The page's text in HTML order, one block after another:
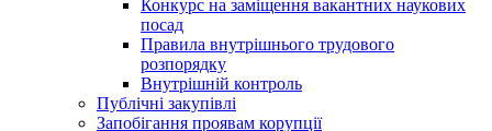
Конкурс на заміщення вакантних наукових
посад
Правила внутрішнього трудового
розпорядку
Внутрішній контроль
Публічні закупівлі
Запобігання проявам корупції